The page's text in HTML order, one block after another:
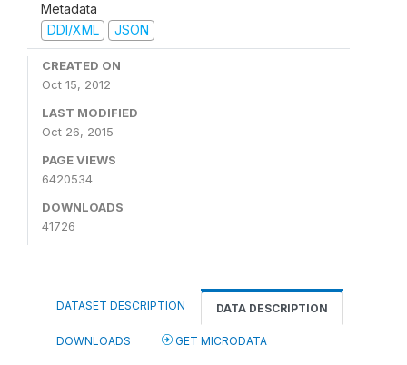
Metadata
DDI/XML
JSON
CREATED ON
Oct 15, 2012
LAST MODIFIED
Oct 26, 2015
PAGE VIEWS
6420534
DOWNLOADS
41726
DATASET DESCRIPTION DATA DESCRIPTION
DOWNLOADS GET MICRODATA